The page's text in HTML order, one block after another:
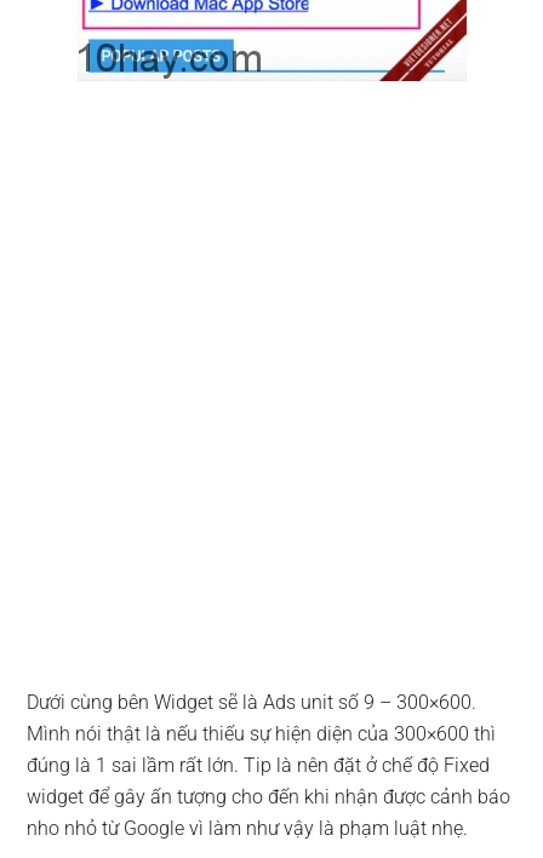
Dưới cùng bên Widget sẽ là Ads unit số 9 – 300×600.
Mình nói thật là nếu thiếu sự hiện diện của 300×600 thì
đúng là 1 sai lầm rất lớn. Tip là nên đặt ở chế độ Fixed
widget để gây ấn tượng cho đến khi nhận được cảnh báo
nho nhỏ từ Google vì làm như vậy là phạm luật nhẹ.